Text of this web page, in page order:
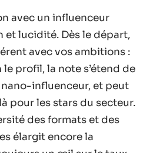
avec un influenceur
et lucidité. Dès le départ,
avec vos ambitions :
profil, la note s’étend de
influenceur, et peut
pour les stars du secteur.
des formats et des
élargit encore la